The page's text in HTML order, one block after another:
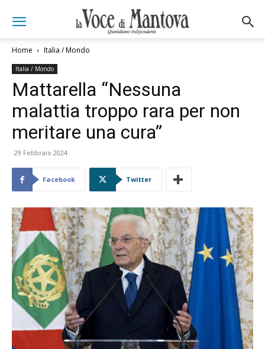
Home Italia / Mondo
Italia / Mondo
Mattarella “Nessuna
malattia troppo rara per non
meritare una cura”
29 Febbraio 2024
Facebook Twitter